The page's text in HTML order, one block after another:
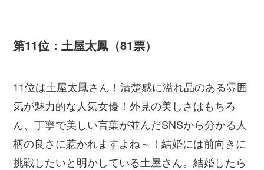
第11位：土屋太鳳（81票）
11位は土屋太鳳さん！清楚感に溢れ品のある雰囲
気が魅力的な人気女優！外見の美しさはもちろ
ん、丁寧で美しい言葉が並んだSNSから分かる人
柄の良さに惹かれますよね～！結婚には前向きに
挑戦したいと明かしている土屋さん。結婚したら